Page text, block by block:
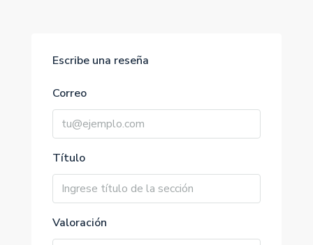
Escribe una reseña
Correo
Título
Valoración